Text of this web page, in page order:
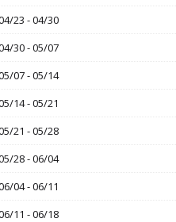
23 - 04/30
30 - 05/07
07 - 05/14
14 - 05/21
21 - 05/28
28 - 06/04
04 - 06/11
11 - 06/18